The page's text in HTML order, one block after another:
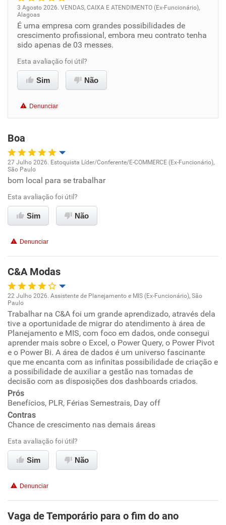
Oportunidade de promoção
Ambiente de trabalho
Conciliação com a vida familiar
Recomenda esta empresa
3 Agosto 2026. VENDAS, CAIXA E ATENDIMENTO (Ex-Funcionário),
Alagoas
É uma empresa com grandes possibilidades de
crescimento profissional, embora meu contrato tenha
sido apenas de 03 messes.
Esta avaliação foi útil?
Sim Não
Denunciar
Boa
Oportunidade de promoção
Ambiente de trabalho
Conciliação com a vida familiar
Recomenda esta empresa
Recomenda a diretoria
27 Julho 2026. Estoquista Líder/Conferente/E-COMMERCE (Ex-Funcionário),
São Paulo
bom local para se trabalhar
Esta avaliação foi útil?
Sim Não
Denunciar
C&A Modas
Oportunidade de promoção
Ambiente de trabalho
Conciliação com a vida familiar
Benefícios
Recomenda esta empresa
22 Julho 2026. Assistente de Planejamento e MIS (Ex-Funcionário), São
Paulo
Trabalhar na C&A foi um grande aprendizado, através dela
tive a oportunidade de migrar do atendimento à área de
Planejamento e MIS, com foco em dados, onde consegui
aprender mais sobre o Excel, o Power Query, o Power Pivot
e o Power Bi. A área de dados é um universo fascinante
que me encanta com as infinitas possibilidade de criação e
a possibilidade de auxiliar a gestão nas tomadas de
decisão com as disposições dos dashboards criados.
Prós
Benefícios, PLR, Férias Semestrais, Day off
Contras
Chance de crescimento nas demais áreas
Esta avaliação foi útil?
Sim Não
Denunciar
Vaga de Temporário para o fim do ano